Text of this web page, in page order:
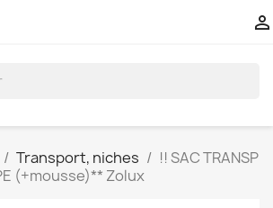

Transport, niches
!! SAC TRANSP
(+mousse)** Zolux